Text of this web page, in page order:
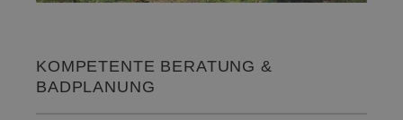
KOMPETENTE BERATUNG &
BADPLANUNG